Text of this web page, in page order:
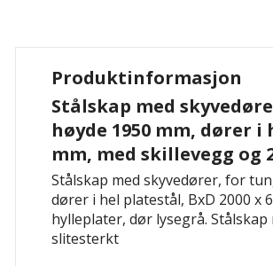
Produktinformasjon
Stålskap med
høyde 1950 mm, dører i
mm, med skillevegg og
Stålskap med skyvedører, for
dører i hel platestål, BxD 2000 x
hylleplater, dør lysegrå. Stålskap
slitesterkt